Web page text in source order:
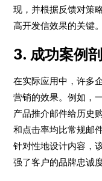
现，并根据反馈对策
高开发信效果的关键。
3. 成功案例
在实际应用中，许多
营销的效果。例如，
产品推介邮件给历史
和点击率均比常规邮
针对性地设计内容，
强了客户的品牌忠诚度